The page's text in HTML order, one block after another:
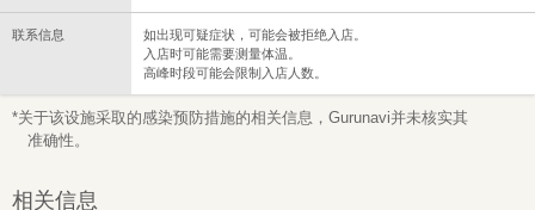
联系信息
如出现可疑症状，可能会被拒绝入店。
入店时可能需要测量体温。
高峰时段可能会限制入店人数。
*关于该设施采取的感染预防措施的相关信息，Gurunavi并未核实其
准确性。
相关信息